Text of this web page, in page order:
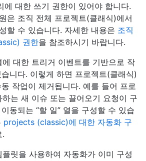
에 대한 쓰기 권한이 있어야 합니다.
은 조직 전체 프로젝트(클래식)에서
할 수 있습니다. 자세한 내용은 조직
권한을 참조하시기 바랍니다.
대한 트리거 이벤트를 기반으로 작
니다. 이렇게 하면 프로젝트(클래식)
작업이 제거됩니다. 예를 들어 프로
는 새 이슈 또는 끌어오기 요청이 구
동되는 “할 일” 열을 구성할 수 있습
projects (classic)에 대한 자동화 구
.
릿을 사용하여 자동화가 이미 구성